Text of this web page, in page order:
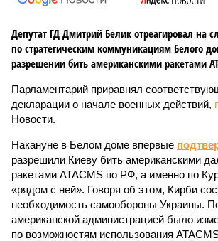
Депутат ГД Дмитрий Белик отреагировал на
по стратегическим коммуникациям Белого
разрешении бить американскими ракетами
Парламентарий приравнял
декларации о начале военных действий,
Новости.
Накануне в Белом доме впервые
разрешили Киеву бить американскими
ракетами ATACMS по РФ, а именно по
«рядом с ней». Говоря об этом, Кирби
необходимость самообороны Украины.
американской администрацией было
по возможностям использования